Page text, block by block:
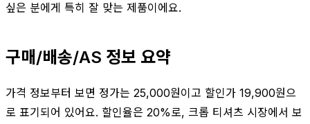
싶은 분에게 특히 잘 맞는 제품이에요.
구매/배송/AS 정보 요약
가격 정보부터 보면 정가는 25,000원이고 할인가 19,900원으
로 표기되어 있어요. 할인율은 20%로, 크롭 티셔츠 시장에서 보